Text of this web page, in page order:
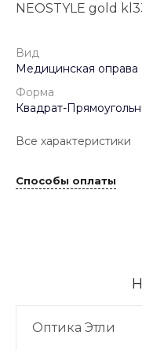
NEOSTYLE gold
Вид
Медицинская оправа
Форма
Квадрат-
Все характеристики
Способы оплаты
Оптика Этли